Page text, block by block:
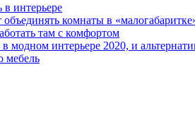
интерьере
комнаты в
там с комфортом
модном интерьере 2020, и
мебель